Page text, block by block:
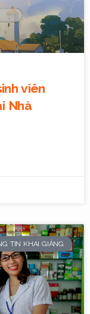
viên
Nhà
TIN KHAI GIẢNG